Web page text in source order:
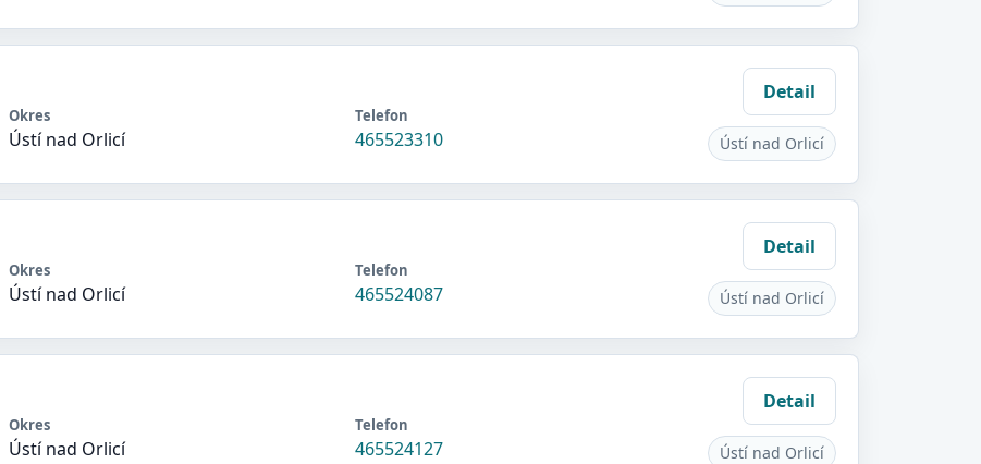
Okres
Ústí nad Orlicí
Telefon
465523310
Detail
Ústí nad Orlicí
Okres
Ústí nad Orlicí
Telefon
465524087
Detail
Ústí nad Orlicí
Okres
Ústí nad Orlicí
Telefon
465524127
Detail
Ústí nad Orlicí